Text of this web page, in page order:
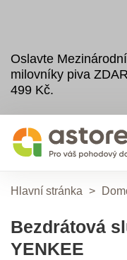
Oslavte
milovníky piva
499 Kč.
Hlavní stránka >
Bezdrátová
YENKEE